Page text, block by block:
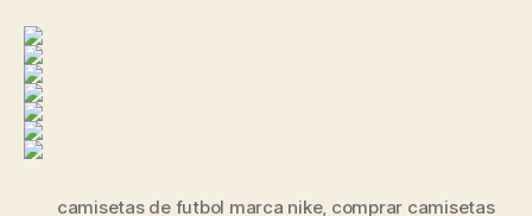
camisetas de futbol marca nike, comprar camisetas